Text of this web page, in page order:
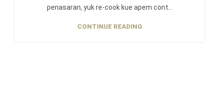
penasaran, yuk re-cook kue apem cont...
CONTINUE READING